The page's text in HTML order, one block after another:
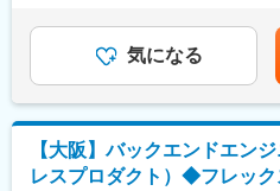
組織として「デジタルイノベ
した。
変更の範囲：変更なし※就業
ことがある
手動オペレーションの廃止と
・プラットフォームエンジニ
（Observability）の高いアー
・全社のセキュリティポリシ
MacBookやSaaS（GitHub,
る「開発専用ネットワーク（
給与補足＞・賞与：年1回（6
労働の有無に関わらず30時間
を超えた時間外労働について
者に該当する場合は、固定時
でも目安の金額であり、選考
す。月給(月額)は固定手当を含
気になる
【大阪】バックエンドエン
レスプロダクト）◆フレッ